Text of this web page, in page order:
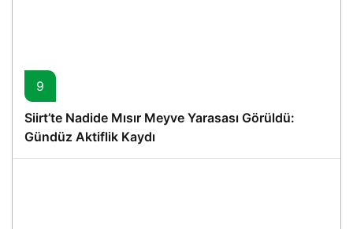
9
Siirt’te Nadide Mısır Meyve Yarasası Görüldü:
Gündüz Aktiflik Kaydı